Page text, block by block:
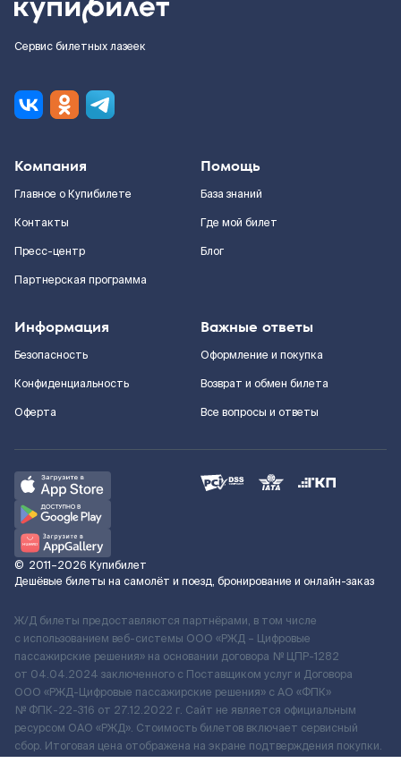
Сервис билетных лазеек
Компания
Главное о Купибилете
Контакты
Пресс-центр
Партнерская программа
Помощь
База знаний
Где мой билет
Блог
Информация
Безопасность
Конфиденциальность
Оферта
Важные ответы
Оформление и покупка
Возврат и обмен билета
Все вопросы и ответы
© 2011–2026 Купибилет
Дешёвые билеты на самолёт и поезд, бронирование и онлайн-заказ
Ж/Д билеты предоставляются партнёрами, в том числе
с использованием веб-системы ООО «РЖД – Цифровые
пассажирские решения» на основании договора № ЦПР-1282
от 04.04.2024 заключенного с Поставщиком услуг и Договора
ООО «РЖД-Цифровые пассажирские решения» c АО «ФПК»
№ ФПК-22-316 от 27.12.2022 г. Сайт не является официальным
ресурсом ОАО «РЖД». Стоимость билетов включает сервисный
сбор. Итоговая цена отображена на экране подтверждения покупки.